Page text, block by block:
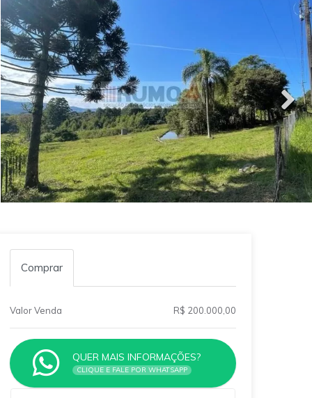
Comprar
Valor Venda R$ 200.000,00
QUER MAIS INFORMAÇÕES?
CLIQUE E FALE POR WHATSAPP